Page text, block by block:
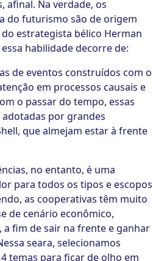
afinal. Na verdade, os
do futurismo são de origem
estrategista bélico Herman
habilidade decorre de:
de eventos construídos com o
em processos causais e
o passar do tempo, essas
por grandes
que almejam estar à frente
no entanto, é uma
para todos os tipos e escopos
as cooperativas têm muito
de cenário econômico,
fim de sair na frente e ganhar
seara, selecionamos
temas para ficar de olho em